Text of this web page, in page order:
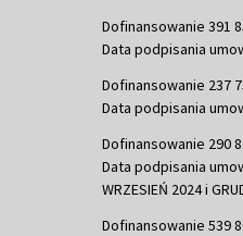
Dofinansowanie 391
Data podpisania
Dofinansowanie 237
Data podpisania
Dofinansowanie 290
Data podpisania
WRZESIEŃ 2024 i
Dofinansowanie 539